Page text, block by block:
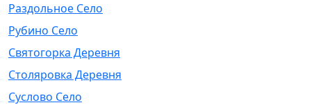
Раздольное Село
Рубино Село
Святогорка Деревня
Столяровка Деревня
Суслово Село